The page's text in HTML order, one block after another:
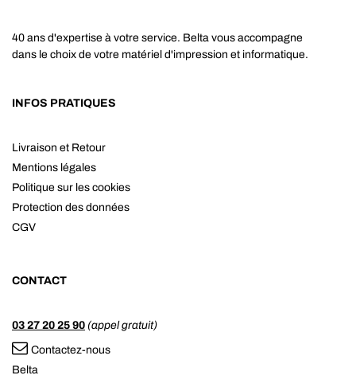
40 ans d'expertise à votre service. Belta vous accompagne
dans le choix de votre matériel d'impression et informatique.
INFOS PRATIQUES
Livraison et Retour
Mentions légales
Politique sur les cookies
Protection des données
CGV
CONTACT
03 27 20 25 90 (appel gratuit)
Contactez-nous
Belta